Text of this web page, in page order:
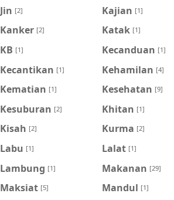
Jin [2] Kajian [1]
Kanker [2] Katak [1]
KB [1] Kecanduan [1]
Kecantikan [1] Kehamilan [4]
Kematian [1] Kesehatan [9]
Kesuburan [2] Khitan [1]
Kisah [2] Kurma [2]
Labu [1] Lalat [1]
Lambung [1] Makanan [29]
Maksiat [5] Mandul [1]